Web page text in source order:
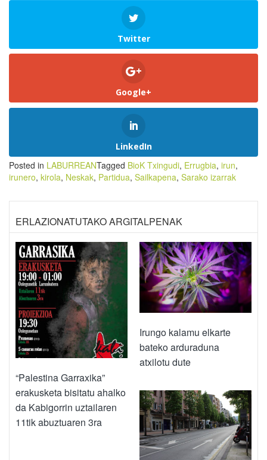
Twitter
Google+
LinkedIn
Posted in LABURREANTagged BioK Txingudi, Errugbia, irun,
irunero, kirola, Neskak, Partidua, Sailkapena, Sarako izarrak
ERLAZIONATUTAKO ARGITALPENAK
“Palestina Garraxika”
erakusketa bisitatu ahalko
da Kabigorrin uztailaren
11tik abuztuaren 3ra
Irungo kalamu elkarte
bateko arduraduna
atxilotu dute